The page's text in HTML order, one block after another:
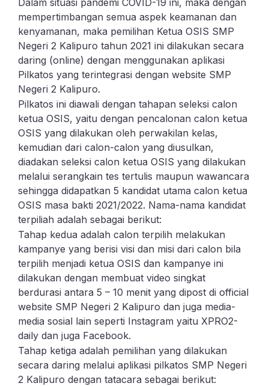
Dalam situasi pandemi COVID-19 ini, maka dengan
mempertimbangan semua aspek keamanan dan
kenyamanan, maka pemilihan Ketua OSIS SMP
Negeri 2 Kalipuro tahun 2021 ini dilakukan secara
daring (online) dengan menggunakan aplikasi
Pilkatos yang terintegrasi dengan website SMP
Negeri 2 Kalipuro.
Pilkatos ini diawali dengan tahapan seleksi calon
ketua OSIS, yaitu dengan pencalonan calon ketua
OSIS yang dilakukan oleh perwakilan kelas,
kemudian dari calon-calon yang diusulkan,
diadakan seleksi calon ketua OSIS yang dilakukan
melalui serangkain tes tertulis maupun wawancara
sehingga didapatkan 5 kandidat utama calon ketua
OSIS masa bakti 2021/2022. Nama-nama kandidat
terpiliah adalah sebagai berikut:
Tahap kedua adalah calon terpilih melakukan
kampanye yang berisi visi dan misi dari calon bila
terpilih menjadi ketua OSIS dan kampanye ini
dilakukan dengan membuat video singkat
berdurasi antara 5 – 10 menit yang dipost di official
website SMP Negeri 2 Kalipuro dan juga media-
media sosial lain seperti Instagram yaitu XPRO2-
daily dan juga Facebook.
Tahap ketiga adalah pemilihan yang dilakukan
secara daring melalui aplikasi pilkatos SMP Negeri
2 Kalipuro dengan tatacara sebagai berikut: